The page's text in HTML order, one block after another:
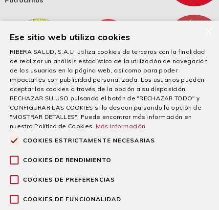
“Esta empresa ha recibido una subvención de la Comunidad Autónoma de la
a la solvencia empresarial en respuesta a la pandemia de la Covid-19”.
Ese sitio web utiliza cookies
RIBERA SALUD, S.A.U, utiliza cookies de terceros con la finalidad
de realizar un análisis estadístico de la utilización de navegación
de los usuarios en la página web, así como para poder
impactarles con publicidad personalizada. Los usuarios pueden
aceptar las cookies a través de la opción a su disposición,
RECHAZAR SU USO pulsando el botón de "RECHAZAR TODO" y
CONFIGURAR LAS COOKIES si lo desean pulsando la opción de
"MOSTRAR DETALLES". Puede encontrar más información en
nuestra Política de Cookies. Más información
COOKIES ESTRICTAMENTE NECESARIAS
COOKIES DE RENDIMIENTO
COOKIES DE PREFERENCIAS
COOKIES DE FUNCIONALIDAD